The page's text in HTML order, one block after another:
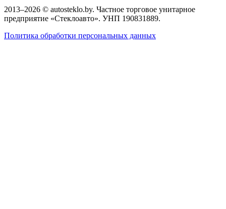
2013–2026 © autosteklo.by. Частное торговое унитарное
предприятие «Стеклоавто». УНП 190831889.
Политика обработки персональных данных